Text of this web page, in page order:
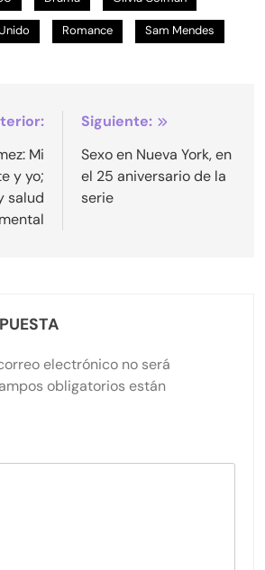
Romance Sam Mendes
Mi
y yo;
salud
mental
Siguiente:
Sexo en Nueva York, en
el 25 aniversario de la
serie
electrónico no será
obligatorios están